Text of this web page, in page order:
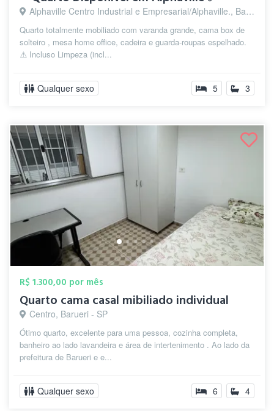
Alphaville Centro Industrial e Empresarial/Alphaville., Barueri - SP
Quarto totalmente mobiliado com varanda grande, cama box de
solteiro , mesa home office, cadeira e guarda-roupas espelhado.
⚠️ Incluso Limpeza (incl...
Qualquer sexo 5 3
R$ 1.300,00 por mês
Quarto cama casal mibiliado individual
Centro, Barueri - SP
Ótimo quarto, excelente para uma pessoa, cozinha completa,
banheiro ao lado lavandeira e área de intertenimento . Ao lado da
prefeitura de Barueri e e...
Qualquer sexo 6 4